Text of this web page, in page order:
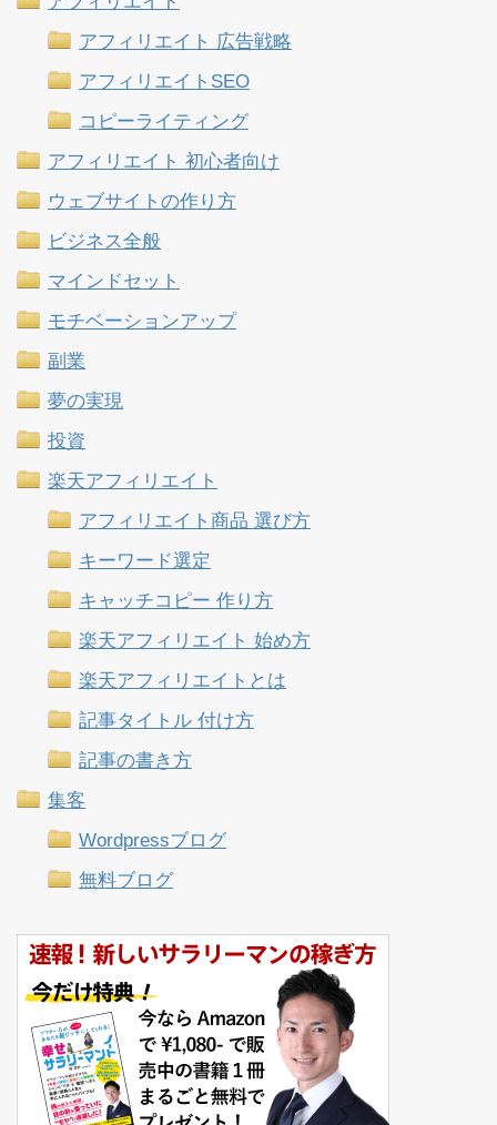
アフィリエイト 広告戦略
アフィリエイトSEO
コピーライティング
アフィリエイト 初心者向け
ウェブサイトの作り方
ビジネス全般
マインドセット
モチベーションアップ
副業
夢の実現
投資
楽天アフィリエイト
アフィリエイト商品 選び方
キーワード選定
キャッチコピー 作り方
楽天アフィリエイト 始め方
楽天アフィリエイトとは
記事タイトル 付け方
記事の書き方
集客
Wordpressブログ
無料ブログ